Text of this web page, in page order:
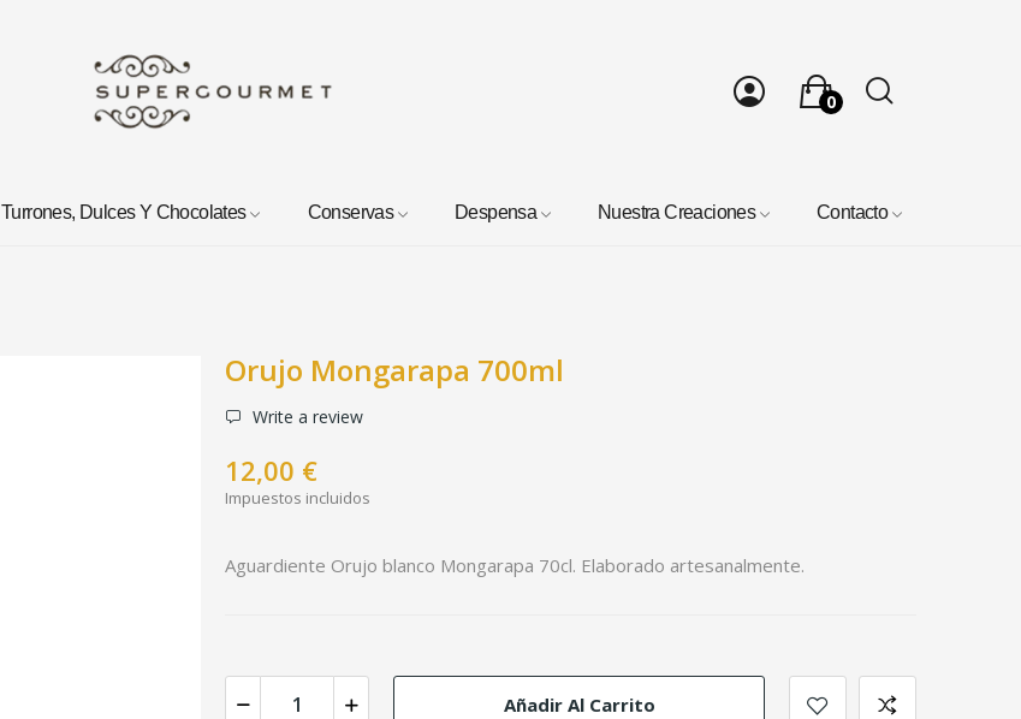
0
Turrones, Dulces Y Chocolates Conservas Despensa Nuestra Creaciones Contacto
Orujo Mongarapa 700ml
Write a review
12,00 €
Impuestos incluidos
Aguardiente Orujo blanco Mongarapa 70cl. Elaborado artesanalmente.
Añadir Al Carrito